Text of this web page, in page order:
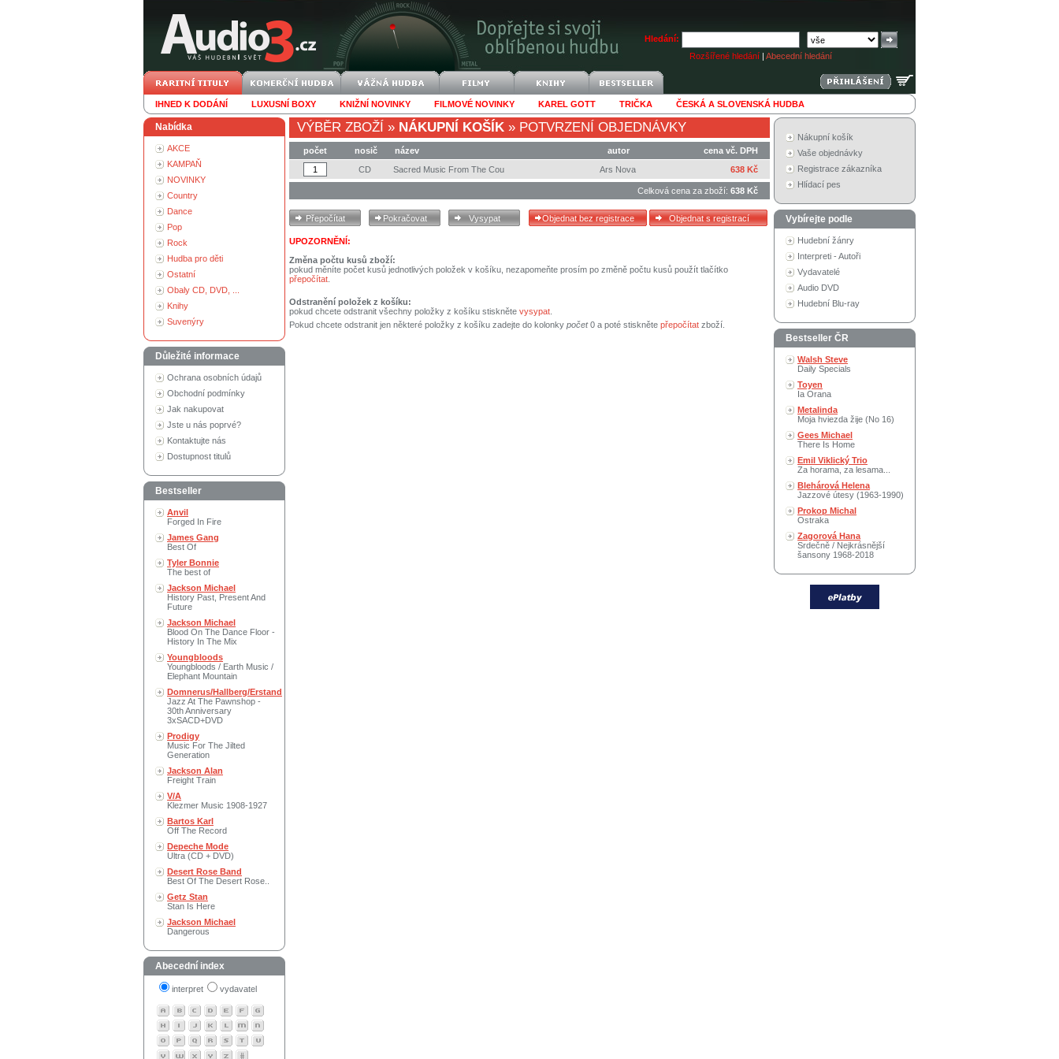
Hledání:
Rozšířené hledání | Abecední hledání
IHNED K DODÁNÍ LUXUSNÍ BOXY KNIŽNÍ NOVINKY FILMOVÉ NOVINKY KAREL GOTT TRIČKA ČESKÁ A SLOVENSKÁ HUDBA
Nabídka
AKCE
KAMPAŇ
NOVINKY
Country
Dance
Pop
Rock
Hudba pro děti
Ostatní
Obaly CD, DVD, ...
Knihy
Suvenýry
Důležité informace
Ochrana osobních údajů
Obchodní podmínky
Jak nakupovat
Jste u nás poprvé?
Kontaktujte nás
Dostupnost titulů
Bestseller
Anvil
Forged In Fire
James Gang
Best Of
Tyler Bonnie
The best of
Jackson Michael
History Past, Present And
Future
Jackson Michael
Blood On The Dance Floor -
History In The Mix
Youngbloods
Youngbloods / Earth Music /
Elephant Mountain
Domnerus/Hallberg/Erstand
Jazz At The Pawnshop -
30th Anniversary
3xSACD+DVD
Prodigy
Music For The Jilted
Generation
Jackson Alan
Freight Train
V/A
Klezmer Music 1908-1927
Bartos Karl
Off The Record
Depeche Mode
Ultra (CD + DVD)
Desert Rose Band
Best Of The Desert Rose..
Getz Stan
Stan Is Here
Jackson Michael
Dangerous
Abecední index
interpret vydavatel
VÝBĚR ZBOŽÍ » NÁKUPNÍ KOŠÍK » POTVRZENÍ OBJEDNÁVKY
počet nosič název autor
cena vč. DPH
CD
Sacred Music From The Cou Ars Nova 638 Kč
Celková cena za zboží: 638 Kč
UPOZORNĚNÍ:
Změna počtu kusů zboží:
pokud měníte počet kusů jednotlivých položek v košíku, nezapomeňte prosím po změně počtu kusů použít tlačítko
přepočítat
Odstranění položek z košíku:
pokud chcete odstranit všechny položky z košíku stiskněte vysypat
Pokud chcete odstranit jen některé položky z košíku zadejte do kolonky počet0 a poté stiskněte přepočítat zboží.
Nákupní košík
Vaše objednávky
Registrace zákazníka
Hlídací pes
Vybírejte podle
Hudební žánry
Interpreti - Autoři
Vydavatelé
Audio DVD
Hudební Blu-ray
Bestseller ČR
Walsh Steve
Daily Specials
Toyen
Ia Orana
Metalinda
Moja hviezda žije (No 16)
Gees Michael
There Is Home
Emil Viklický Trio
Za horama, za lesama...
Blehárová Helena
Jazzové útesy (1963-1990)
Prokop Michal
Ostraka
Zagorová Hana
Srdečně / Nejkrásnější
šansony 1968-2018